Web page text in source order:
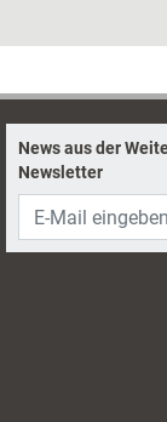
News aus der
Newsletter